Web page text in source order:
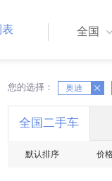
全国
您的选择： 奥迪
X X
全国二手车
默认排序 价